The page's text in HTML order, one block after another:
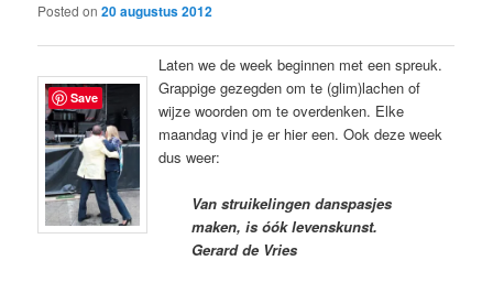
Posted on20 augustus 2012
Laten we de week beginnen met een spreuk.
Grappige gezegden om te (glim)lachen of
wijze woorden om te overdenken. Elke
maandag vind je er hier een. Ook deze week
dus weer:
Van struikelingen danspasjes
maken, is óók levenskunst.
Gerard de Vries
Save